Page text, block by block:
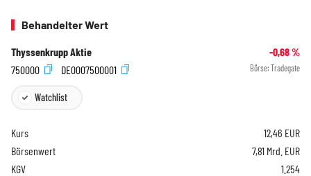
Behandelter Wert
Thyssenkrupp Aktie -0,68%
750000
DE0007500001 Börse: Tradegate
Watchlist
Kurs 12,46 EUR
Börsenwert
7,81 Mrd. EUR
KGV
1.254